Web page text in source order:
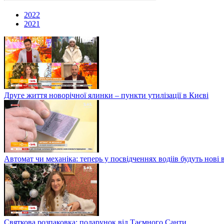
2022
2021
Друге життя новорічної ялинки – пункти утилізації в Києві
Автомат чи механіка: теперь у посвідченнях водіів будуть нові
Святкова розпаковка: подарунок від Таємного Санти